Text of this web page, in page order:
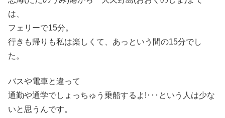
は、
フェリーで15分。
行きも帰りも私は楽しくて、あっという間の15分でし
た。
バスや電車と違って
通勤や通学でしょっちゅう乗船するよ!･･･という人は少な
いと思うんです。